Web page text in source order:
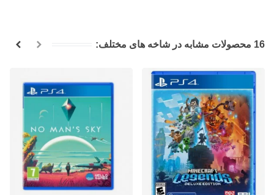
16 محصولات مشابه در شاخه های مختلف: